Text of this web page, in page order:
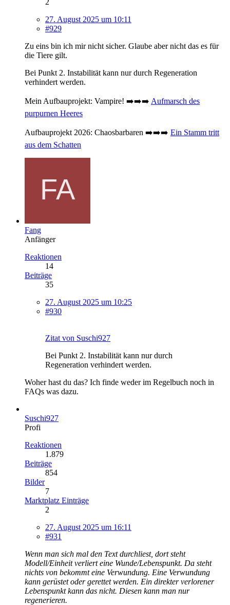
27. August 2025 um 10:11
#929
Zu eins bin ich mir nicht sicher. Glaube aber nicht das es für
die Tiere gilt.
Bei Punkt 2. Instabilität kann nur durch Regeneration
verhindert werden.
Mein Aufbauprojekt: Vampire! ➡️➡️➡️ Aufmarsch des
purpurnen Heeres
Aufbauprojekt 2026: Chaosbarbaren ➡️➡️➡️ Ein Stamm tritt
aus dem Schatten
Fang
Anfänger
Reaktionen
14
Beiträge
35
27. August 2025 um 10:25
#930
Zitat von Suschi927
Bei Punkt 2. Instabilität kann nur durch
Regeneration verhindert werden.
Woher hast du das? Ich finde weder im Regelbuch noch in
FAQs was dazu.
Suschi927
Profi
Reaktionen
1.879
Beiträge
854
Bilder
7
Marktplatz Einträge
2
27. August 2025 um 16:11
#931
Wenn man sich mal den Text durchliest, dort steht
Modell/Einheit verliert eine Wunde/Lebenspunkt. Da steht
nichts von bekommt eine Verwundung. Eine Verwundung
kann gerüstet oder gerettet werden. Ein direkter verlorener
Lebenspunkt kann das nicht. Diesen kann man nur
regenerieren.